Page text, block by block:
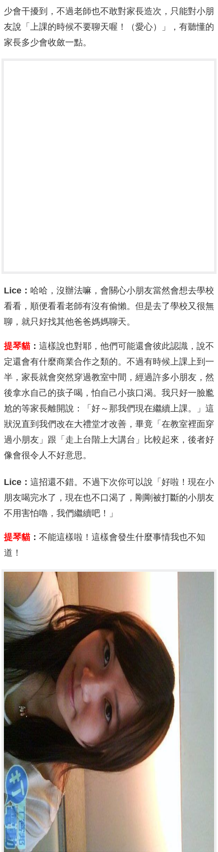
少會干擾到，不過老師也不敢對家長造次，只能對小朋
友說「上課的時候不要聊天喔！（愛心）」，有聽懂的
家長多少會收斂一點。
Lice ： 哈哈，沒辦法嘛，會關心小朋友當然會想去學校
看看，順便看看老師有沒有偷懶。但是去了學校又很無
聊，就只好找其他爸爸媽媽聊天。
提琴貓 ： 這樣說也對耶，他們可能還會彼此認識，說不
定還會有什麼商業合作之類的。不過有時候上課上到一
半，家長就會突然穿過教室中間，經過許多小朋友，然
後拿水自己的孩子喝，怕自己小孩口渴。我只好一臉尷
尬的等家長離開說：「好～那我們現在繼續上課。」這
狀況直到我們改在大禮堂才改善，畢竟「在教室裡面穿
過小朋友」跟「走上台階上大講台」比較起來，後者好
像會很令人不好意思。
Lice ： 這招還不錯。不過下次你可以說「好啦！現在小
朋友喝完水了，現在也不口渴了，剛剛被打斷的小朋友
不用害怕嚕，我們繼續吧！」
提琴貓 ： 不能這樣啦！這樣會發生什麼事情我也不知
道！